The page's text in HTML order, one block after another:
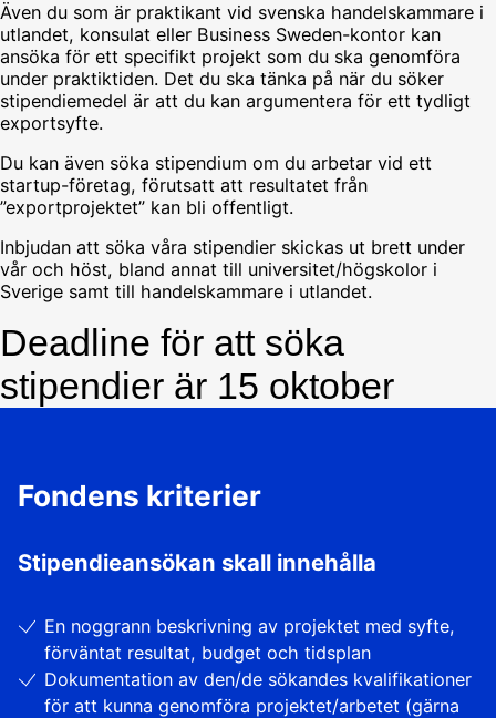
Även du som är praktikant vid svenska handelskammare i
utlandet, konsulat eller Business Sweden-kontor kan
ansöka för ett specifikt projekt som du ska genomföra
under praktiktiden. Det du ska tänka på när du söker
stipendiemedel är att du kan argumentera för ett tydligt
exportsyfte.
Du kan även söka stipendium om du arbetar vid ett
startup-företag, förutsatt att resultatet från
”exportprojektet” kan bli offentligt.
Inbjudan att söka våra stipendier skickas ut brett under
vår och höst, bland annat till universitet/högskolor i
Sverige samt till handelskammare i utlandet.
Deadline för att söka
stipendier är 15 oktober
Fondens kriterier
Stipendieansökan skall innehålla
En noggrann beskrivning av projektet med syfte,
förväntat resultat, budget och tidsplan
Dokumentation av den/de sökandes kvalifikationer
för att kunna genomföra projektet/arbetet (gärna